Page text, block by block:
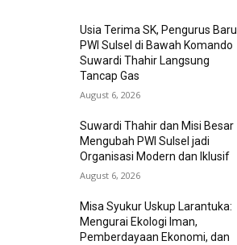
Usia Terima SK, Pengurus Baru
PWI Sulsel di Bawah Komando
Suwardi Thahir Langsung
Tancap Gas
August 6, 2026
Suwardi Thahir dan Misi Besar
Mengubah PWI Sulsel jadi
Organisasi Modern dan Iklusif
August 6, 2026
Misa Syukur Uskup Larantuka:
Mengurai Ekologi Iman,
Pemberdayaan Ekonomi, dan